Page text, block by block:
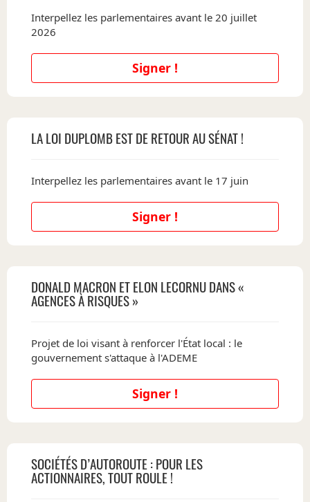
Interpellez les parlementaires avant le 20 juillet
2026
Signer !
LA LOI DUPLOMB EST DE RETOUR AU SÉNAT !
Interpellez les parlementaires avant le 17 juin
Signer !
DONALD MACRON ET ELON LECORNU DANS «
AGENCES À RISQUES »
Projet de loi visant à renforcer l'État local : le
gouvernement s'attaque à l'ADEME
Signer !
SOCIÉTÉS D’AUTOROUTE : POUR LES
ACTIONNAIRES, TOUT ROULE !